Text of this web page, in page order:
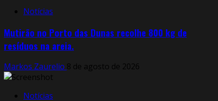
Notícias
Mutirão no Porto das Dunas recolhe 800 kg de
resíduos na areia.
Markos Zaurelio 8 de agosto de 2026
Notícias